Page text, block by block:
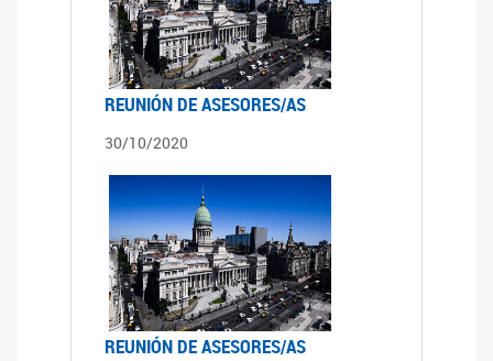
REUNIÓN DE ASESORES/AS
30/10/2020
REUNIÓN DE ASESORES/AS